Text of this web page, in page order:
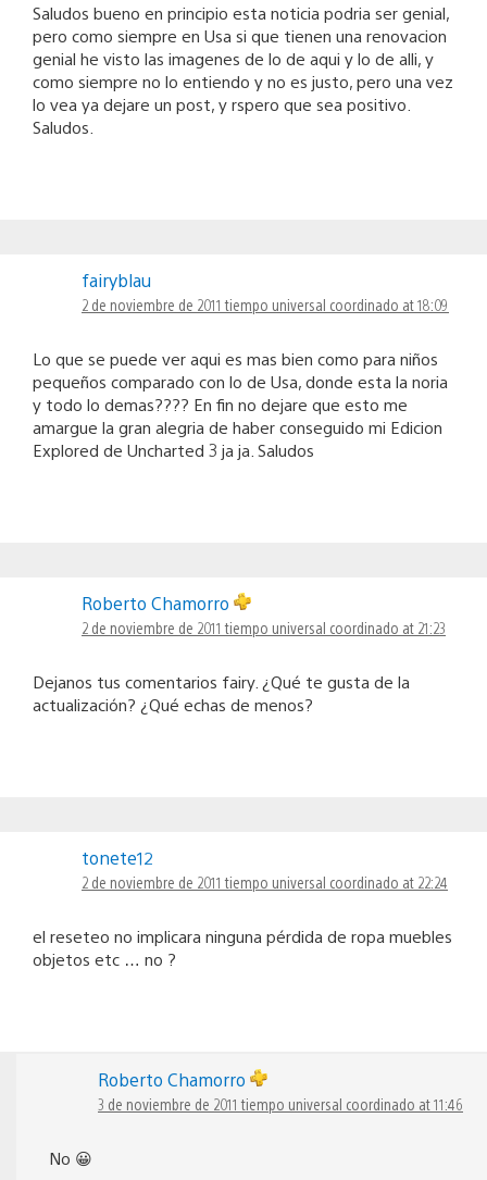
Saludos bueno en principio esta noticia podria ser genial,
pero como siempre en Usa si que tienen una renovacion
genial he visto las imagenes de lo de aqui y lo de alli, y
como siempre no lo entiendo y no es justo, pero una vez
lo vea ya dejare un post, y rspero que sea positivo.
Saludos.
fairyblau
2 de noviembre de 2011 tiempo universal coordinado at 18:09
Lo que se puede ver aqui es mas bien como para niños
pequeños comparado con lo de Usa, donde esta la noria
y todo lo demas???? En fin no dejare que esto me
amargue la gran alegria de haber conseguido mi Edicion
Explored de Uncharted 3 ja ja. Saludos
Roberto Chamorro
2 de noviembre de 2011 tiempo universal coordinado at 21:23
Dejanos tus comentarios fairy. ¿Qué te gusta de la
actualización? ¿Qué echas de menos?
tonete12
2 de noviembre de 2011 tiempo universal coordinado at 22:24
el reseteo no implicara ninguna pérdida de ropa muebles
objetos etc … no ?
Roberto Chamorro
3 de noviembre de 2011 tiempo universal coordinado at 11:46
No 😀